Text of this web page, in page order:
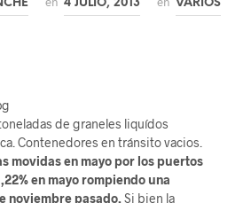
4 JULIO, 2013 VARIOS
de graneles liquídos
Contenedores en tránsito vacios.
movidas en mayo por los puertos
en mayo rompiendo una
noviembre pasado.Si bien la